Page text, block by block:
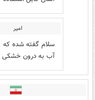
امیر
سلام گفته شده که
آب به درون خشکی